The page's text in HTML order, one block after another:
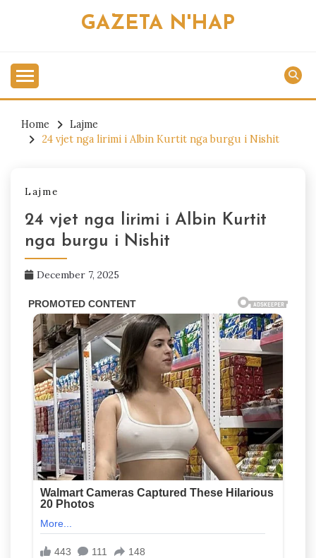
GAZETA N'HAP
Home
Lajme
24 vjet nga lirimi i Albin Kurtit nga burgu i Nishit
Lajme
24 vjet nga lirimi i Albin Kurtit
nga burgu i Nishit
December 7, 2025